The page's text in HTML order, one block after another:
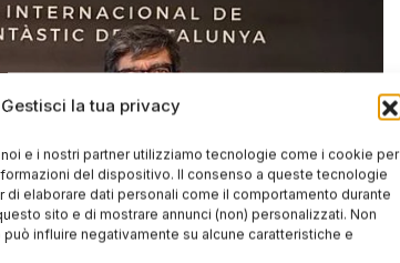
Gestisci la tua privacy
e i nostri partner utilizziamo tecnologie come i cookie per
del dispositivo. Il consenso a queste tecnologie
di elaborare dati personali come il comportamento durante
sito e di mostrare annunci (non) personalizzati. Non
influire negativamente su alcune caratteristiche e